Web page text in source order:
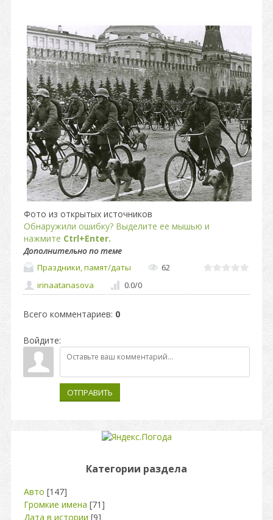
Фото из открытых источников
Обнаружили ошибку? Выделите ее мышью и
нажмите Ctrl+Enter.
Дополнительно по теме
Праздники, памят/даты
62
irinaatanasova
0.0/0
Всего комментариев: 0
Войдите:
ОТПРАВИТЬ
Категории раздела
Авто [147]
Громкие имена [71]
Дата в истории [9]